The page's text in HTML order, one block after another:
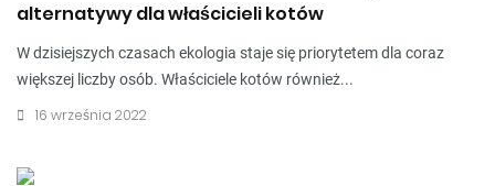
alternatywy dla właścicieli kotów
W dzisiejszych czasach ekologia staje się priorytetem dla coraz
większej liczby osób. Właściciele kotów również...
16 września 2022